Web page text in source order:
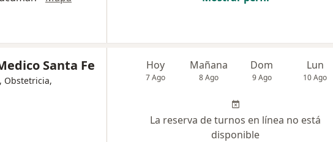
Santa Fe
Obstetricia,
Hoy
7 Ago
Mañana
8 Ago
Dom
9 Ago
Lun
10 Ago
La reserva de turnos en línea no está
disponible